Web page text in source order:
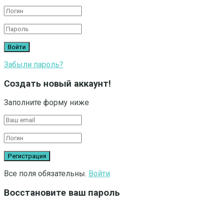
Забыли пароль?
Создать новый аккаунт!
Заполните форму ниже
Все поля обязательны. Войти
Восстановите ваш пароль